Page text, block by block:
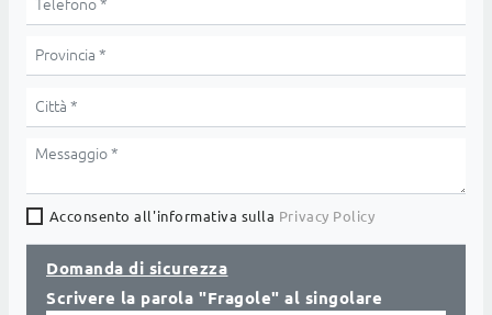
Acconsento all'informativa sulla Privacy Policy
Domanda di sicurezza
Scrivere la parola "Fragole" al singolare